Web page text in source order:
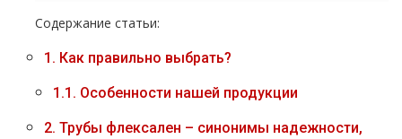
Содержание статьи:
1. Как правильно выбрать?
1.1. Особенности нашей продукции
2. Трубы флексален – синонимы надежности,